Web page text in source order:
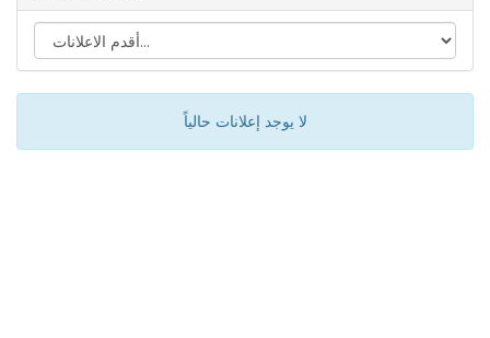
لا يوجد إعلانات حالياً